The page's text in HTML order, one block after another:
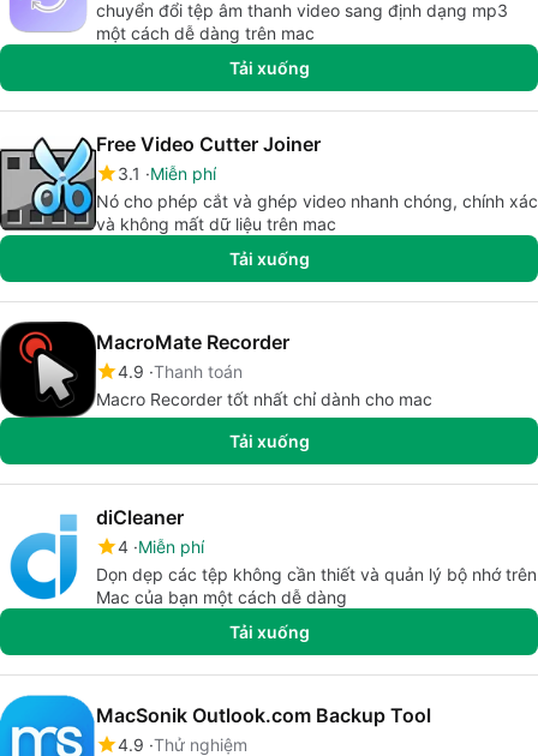
chuyển đổi tệp âm thanh video sang định dạng mp3
một cách dễ dàng trên mac
Tải xuống
Free Video Cutter Joiner
3.1
Miễn phí
Nó cho phép cắt và ghép video nhanh chóng, chính xác
và không mất dữ liệu trên mac
Tải xuống
MacroMate Recorder
4.9 Thanh toán
Macro Recorder tốt nhất chỉ dành cho mac
Tải xuống
diCleaner
4 Miễn phí
Dọn dẹp các tệp không cần thiết và quản lý bộ nhớ trên
Mac của bạn một cách dễ dàng
Tải xuống
MacSonik Outlook.com Backup Tool
4.9 Thử nghiệm